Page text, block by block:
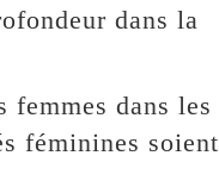
dans la
dans les
féminines soient